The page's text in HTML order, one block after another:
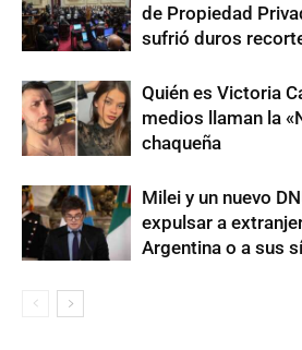
de Propiedad
sufrió duros
Quién es Victoria
medios llaman la
chaqueña
Milei y un nuevo
expulsar a
Argentina o a sus